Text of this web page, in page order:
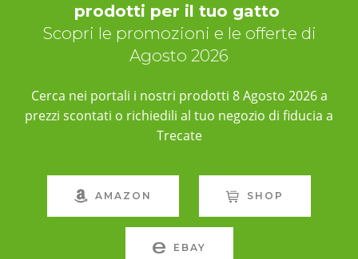
prodotti per il tuo gatto
Scopri le promozioni e le offerte di
Agosto 2026
Cerca nei portali i nostri prodotti 8 Agosto 2026 a
prezzi scontati o richiedili al tuo negozio di fiducia a
Trecate
AMAZON SHOP
EBAY